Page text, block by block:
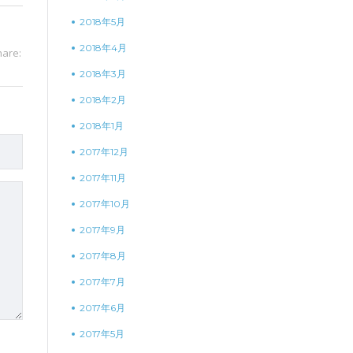
2018年5月
2018年4月
2018年3月
2018年2月
2018年1月
2017年12月
2017年11月
2017年10月
2017年9月
2017年8月
2017年7月
2017年6月
2017年5月